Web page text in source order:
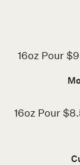
16oz Pour
16oz Pour